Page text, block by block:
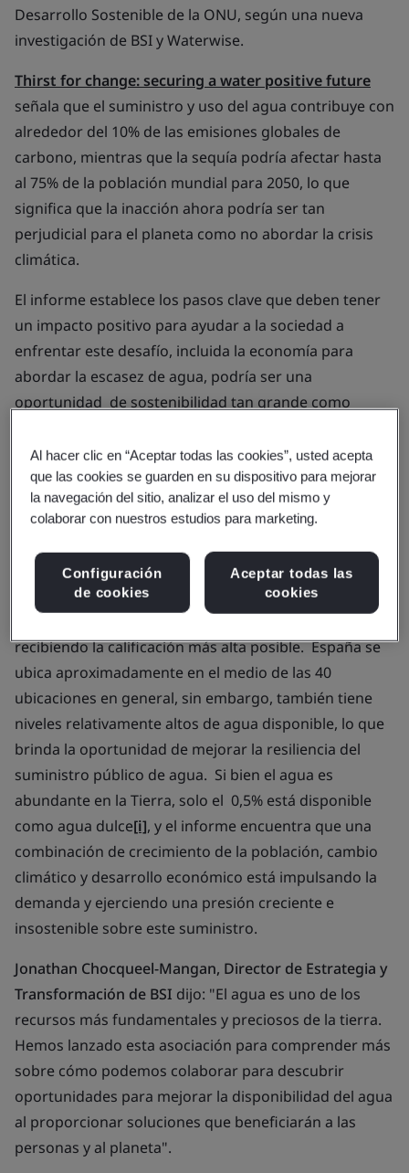
Desarrollo Sostenible de la ONU, según una nueva
investigación de BSI y Waterwise.
Thirst for change: securing a water positive future
señala que el suministro y uso del agua contribuye con
alrededor del 10% de las emisiones globales de
carbono, mientras que la sequía podría afectar hasta
al 75% de la población mundial para 2050, lo que
significa que la inacción ahora podría ser tan
perjudicial para el planeta como no abordar la crisis
climática.
El informe establece los pasos clave que deben tener
un impacto positivo para ayudar a la sociedad a
enfrentar este desafío, incluida la economía para
abordar la escasez de agua, podría ser una
oportunidad de sostenibilidad tan grande como
consumidores elijan productos que ahorren agua e
incorporen una mentalidad de economía circular.
El estudio realizado por BSI, la compañía de mejora
Waterwise, una voz líder en el uso eficiente del agua,
incluye un indicador que evalúa la escasez de agua en
recibiendo la calificación más alta posible. España se
ubica aproximadamente en el medio de las 40
ubicaciones en general, sin embargo, también tiene
niveles relativamente altos de agua disponible, lo que
brinda la oportunidad de mejorar la resiliencia del
suministro público de agua. Si bien el agua es
abundante en la Tierra, solo el 0,5% está disponible
como agua dulce[i], y el informe encuentra que una
combinación de crecimiento de la población, cambio
climático y desarrollo económico está impulsando la
demanda y ejerciendo una presión creciente e
insostenible sobre este suministro.
Jonathan Chocqueel-Mangan, Director de Estrategia y
Transformación de BSI dijo: "El agua es uno de los
recursos más fundamentales y preciosos de la tierra.
Hemos lanzado esta asociación para comprender más
sobre cómo podemos colaborar para descubrir
oportunidades para mejorar la disponibilidad del agua
al proporcionar soluciones que beneficiarán a las
personas y al planeta".
Al hacer clic en “Aceptar todas las cookies”, usted acepta
que las cookies se guarden en su dispositivo para mejorar
la navegación del sitio, analizar el uso del mismo y
colaborar con nuestros estudios para marketing.
Configuración
de cookies
Aceptar todas las
cookies